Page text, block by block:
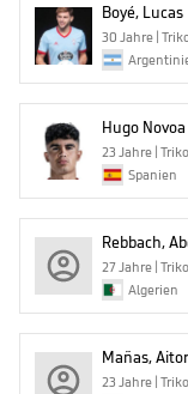
Boyé, Lucas
30 Jahre |
Hugo Novoa
23 Jahre |
Spanien
Rebbach,
27 Jahre |
Algerien
Mañas, Aitor
23 Jahre |